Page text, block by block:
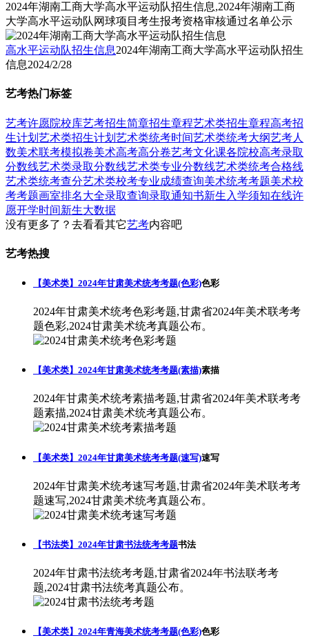
2024年湖南工商大学高水平运动队招生信息,2024年湖南工商
大学高水平运动队网球项目考生报考资格审核通过名单公示
高水平运动队招生信息2024年湖南工商大学高水平运动队招生
信息2024/2/28
艺考热门标签
艺考许愿院校库艺考招生简章招生章程艺术类招生章程高考招
生计划 艺术类招生计划 艺术类统考时间艺术类统考大纲艺考人
数美术联考模拟卷美术高考高分卷艺考文化课各院校高考录取
分数线艺术类录取分数线艺术类专业分数线艺术类统考合格线
艺术类统考查分艺术类校考专业成绩查询美术统考考题美术校
考考题画室排名大全录取查询录取通知书新生入学须知在线许
愿开学时间新生大数据
没有更多了？去看看其它艺考内容吧
艺考热搜
【美术类】2024年甘肃美术统考考题(色彩)色彩
2024年甘肃美术统考色彩考题,甘肃省2024年美术联考考
题色彩,2024甘肃美术统考真题公布。
【美术类】2024年甘肃美术统考考题(素描)素描
2024年甘肃美术统考素描考题,甘肃省2024年美术联考考
题素描,2024甘肃美术统考真题公布。
【美术类】2024年甘肃美术统考考题(速写)速写
2024年甘肃美术统考速写考题,甘肃省2024年美术联考考
题速写,2024甘肃美术统考真题公布。
【书法类】2024年甘肃书法统考考题书法
2024年甘肃书法统考考题,甘肃省2024年书法联考考
题,2024甘肃书法统考真题公布。
【美术类】2024年青海美术统考考题(色彩)色彩